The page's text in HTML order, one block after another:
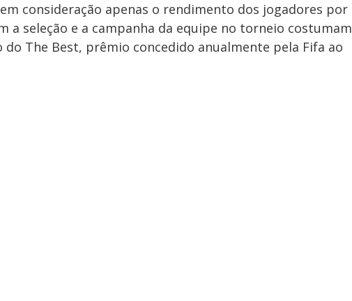
consideração apenas o rendimento dos jogadores por
a seleção e a campanha da equipe no torneio costumam
The Best, prêmio concedido anualmente pela Fifa ao